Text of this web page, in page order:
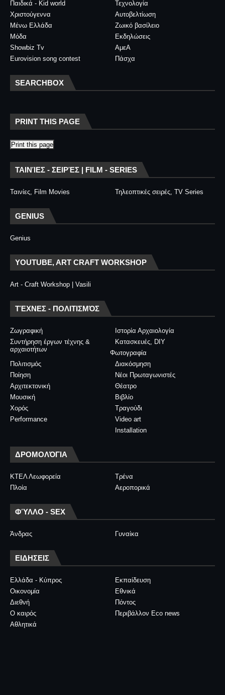
Παιδικά - Kid world
Τεχνολογία
Χριστούγεννα
Αυτοβελτίωση
Μένω Ελλάδα
Ζωικό βασίλειο
Μόδα
Εκδηλώσεις
Showbiz Tv
ΑμεΑ
Eurovision song contest
Πάσχα
SEARCHBOX
PRINT THIS PAGE
Print this page
ΤΑΙΝΊΕΣ - ΣΕΙΡΈΣ | FILM - SERIES
Ταινίες, Film Movies Τηλεοπτικές σειρές, TV Series
GENIUS
Genius
YOUTUBE, ART CRAFT WORKSHOP
Art - Craft Workshop | Vasili
ΤΈΧΝΕΣ - ΠΟΛΙΤΙΣΜΌΣ
Ζωγραφική
Ιστορία Αρχαιολογία
Συντήρηση έργων τέχνης &
αρχαιοτήτων
Κατασκευές, DIY
Φωτογραφία
Διακόσμηση
Πολιτισμός
Νέοι Πρωταγωνιστές
Ποίηση
Θέατρο
Αρχιτεκτονική
Βιβλίο
Μουσική
Τραγούδι
Χορός
Video art
Performance
Installation
ΔΡΟΜΟΛΌΓΙΑ
ΚΤΕΛ Λεωφορεία
Τρένα
Πλοία
Αεροπορικά
ΦΎΛΛΟ - SEX
Άνδρας Γυναίκα
ΕΙΔΗΣΕΙΣ
Ελλάδα - Κύπρος
Εκπαίδευση
Οικονομία
Εθνικά
Διεθνή
Πόντος
Ο καιρός
Περιβάλλον Eco news
Αθλητικά